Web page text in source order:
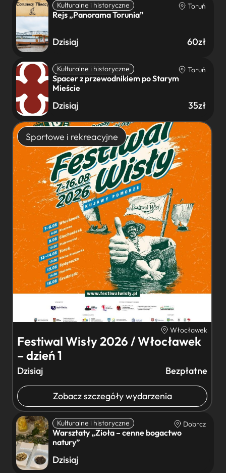
Kulturalne i historyczne Toruń
Rejs „Panorama Torunia”
Dzisiaj 60zł
Kulturalne i historyczne Toruń
Spacer z przewodnikiem po Starym
Mieście
Dzisiaj 35zł
Sportowe i rekreacyjne
Włocławek
Festiwal Wisły 2026 / Włocławek
– dzień 1
Dzisiaj Bezpłatne
Zobacz szczegóły wydarzenia
Kulturalne i historyczne Dobrcz
Warsztaty „Zioła – cenne bogactwo
natury”
Dzisiaj